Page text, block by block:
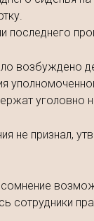
последнего
возбуждено
уголовно
не признал,
сомнение
сотрудники